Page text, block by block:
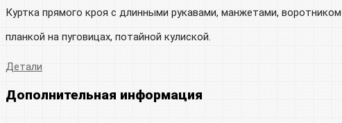
Куртка прямого кроя с длинными рукавами, манжетами,
планкой на пуговицах, потайной кулиской.
Детали
Дополнительная информация